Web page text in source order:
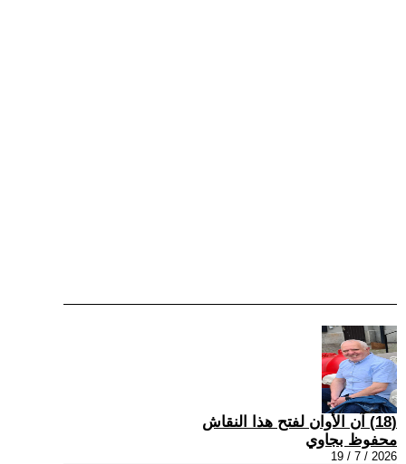
(18) آن الأوان لفتح هذا النقاش
محفوظ بجاوي
2026 / 7 / 19